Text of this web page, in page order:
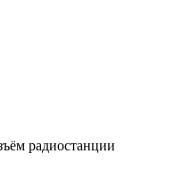
радиостанции